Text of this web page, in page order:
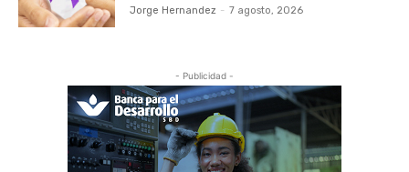
Jorge Hernandez - 7 agosto, 2026
- Publicidad -